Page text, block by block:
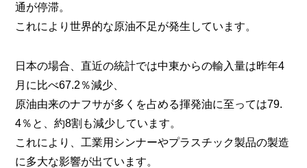
通が停滞。
これにより世界的な原油不足が発生しています。
日本の場合、直近の統計では中東からの輸入量は昨年4
月に比べ67.2％減少、
原油由来のナフサが多くを占める揮発油に至っては79.
4％と、約8割も減少しています。
これにより、工業用シンナーやプラスチック製品の製造
に多大な影響が出ています。